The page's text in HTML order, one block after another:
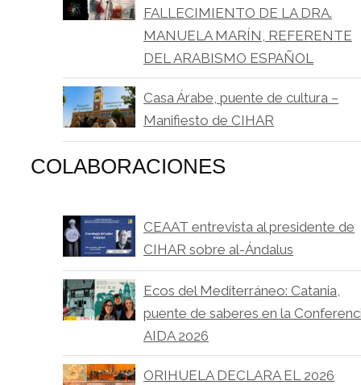
FALLECIMIENTO DE LA DRA.
MANUELA MARÍN, REFERENTE
DEL ARABISMO ESPAÑOL
Casa Árabe, puente de cultura –
Manifiesto de CIHAR
COLABORACIONES
CEAAT entrevista al presidente de
CIHAR sobre al-Ándalus
Ecos del Mediterráneo: Catania,
puente de saberes en la
AIDA 2026
ORIHUELA DECLARA EL 2026